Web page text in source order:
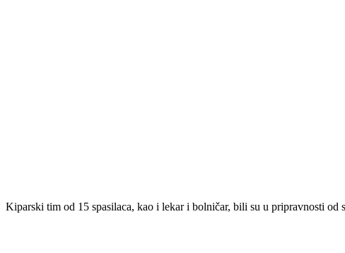
Kiparski tim od 15 spasilaca, kao i lekar i bolničar, bili su u pripravnosti